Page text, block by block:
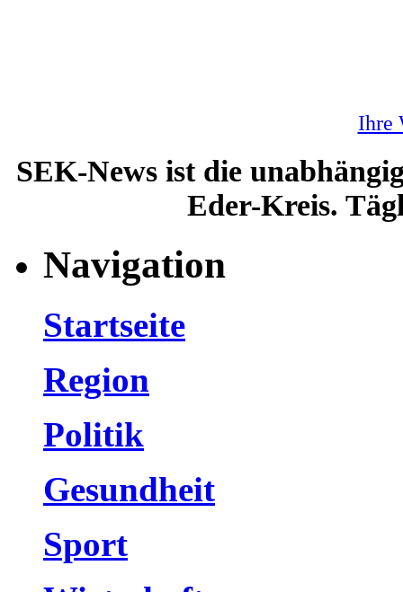
Ihre
SEK-News ist die
Eder-Kreis.
Navigation
Startseite
Region
Politik
Gesundheit
Sport